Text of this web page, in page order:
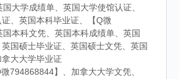
大学成绩单、英国大学使馆认证、
、英国本科毕业证、【Q微
本科文凭、英国本科成绩单、英国
国硕士毕业证、英国硕士文凭、英国
大大学毕业证
794868844】、加拿大大学文凭、